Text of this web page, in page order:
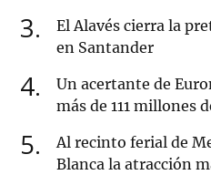
3
El Alavés cierra la
en Santander
4
Un acertante de
más de 111 millones
5
Al recinto ferial de
Blanca la atracción